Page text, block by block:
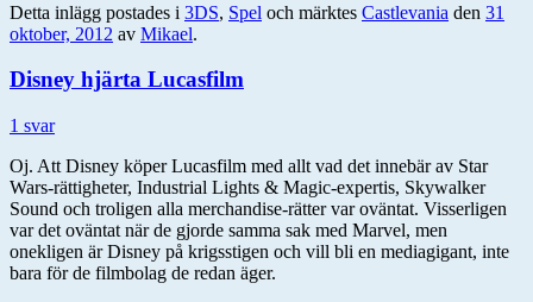
Detta inlägg postades i 3DS, Spel och märktes Castlevania den 31
oktober, 2012 av Mikael.
Disney hjärta Lucasfilm
1 svar
Oj. Att Disney köper Lucasfilm med allt vad det innebär av Star
Wars-rättigheter, Industrial Lights & Magic-expertis, Skywalker
Sound och troligen alla merchandise-rätter var oväntat. Visserligen
var det oväntat när de gjorde samma sak med Marvel, men
onekligen är Disney på krigsstigen och vill bli en mediagigant, inte
bara för de filmbolag de redan äger.